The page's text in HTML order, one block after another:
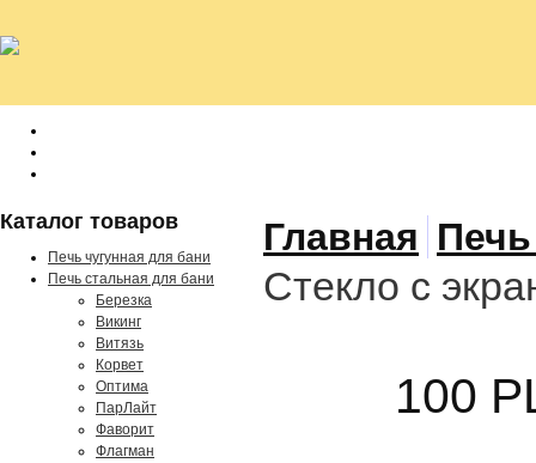
Каталог товаров
Печь чугунная для бани
Печь стальная для бани
Березка
Викинг
Витязь
Корвет
Оптима
ПарЛайт
Фаворит
Флагман
Главная
Стекло с
100